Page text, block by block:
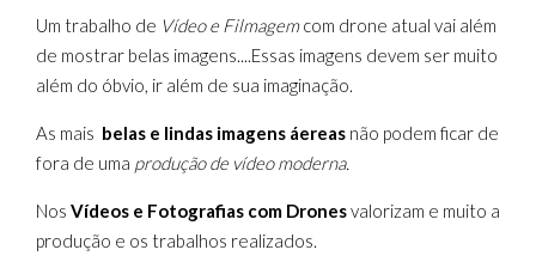
Um trabalho de Vídeo e Filmagemcom drone atual vai além
de mostrar belas imagens....Essas imagens devem ser muito
além do óbvio, ir além de sua imaginação.
As mais belas e lindas imagens áereas não podem ficar de
fora de uma produção de vídeo moderna.
Nos Vídeos e Fotografias com Dronesvalorizam e muito a
produção e os trabalhos realizados.